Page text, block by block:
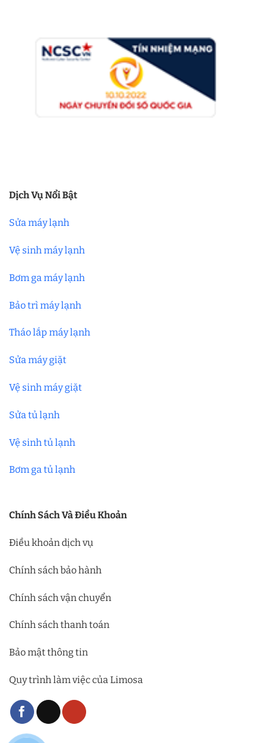
Dịch Vụ Nổi Bật
Sửa máy lạnh
Vệ sinh máy lạnh
Bơm ga máy lạnh
Bảo trì máy lạnh
Tháo lắp máy lạnh
Sửa máy giặt
Vệ sinh máy giặt
Sửa tủ lạnh
Vệ sinh tủ lạnh
Bơm ga tủ lạnh
Chính Sách Và Điều Khoản
Điều khoản dịch vụ
Chính sách bảo hành
Chính sách vận chuyển
Chính sách thanh toán
Bảo mật thông tin
Quy trình làm việc của Limosa